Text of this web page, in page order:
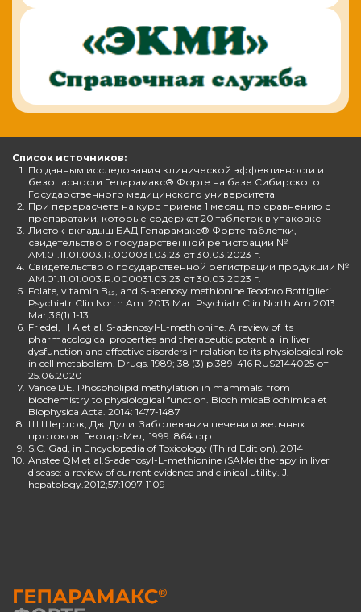
Список источников:
1. По данным исследования клинической эффективности и
безопасности Гепарамакс® Форте на базе Сибирского
Государственного медицинского университета
2. При перерасчете на курс приема 1 месяц, по сравнению с
препаратами, которые содержат 20 таблеток в упаковке
3. Листок-вкладыш БАД Гепарамакс® Форте таблетки,
свидетельство о государственной регистрации №
AM.01.11.01.003.R.000031.03.23 от 30.03.2023 г.
4. Свидетельство о государственной регистрации продукции №
AM.01.11.01.003.R.000031.03.23 от 30.03.2023 г.
5. Folate, vitamin B₁₂, and S-adenosylmethionine Teodoro Bottiglieri.
Psychiatr Clin North Am. 2013 Mar. Psychiatr Clin North Am 2013
Mar;36(1):1-13
6. Friedel, H A et al. S-adenosyl-L-methionine. A review of its
pharmacological properties and therapeutic potential in liver
dysfunction and affective disorders in relation to its physiological role
in cell metabolism. Drugs. 1989; 38 (3) p.389-416 RUS2144025 от
25.06.2020
7. Vance DE. Phospholipid methylation in mammals: from
biochemistry to physiological function. BiochimicaBiochimica et
Biophysica Acta. 2014: 1477-1487
8. Ш.Шерлок, Дж. Дули. Заболевания печени и желчных
протоков. Геотар-Мед. 1999. 864 стр
9. S.C. Gad, in Encyclopedia of Toxicology (Third Edition), 2014
10. Anstee QM et al.S-adenosyl-L-methionine (SAMe) therapy in liver
disease: a review of current evidence and clinical utility. J.
hepatology.2012;57:1097-1109